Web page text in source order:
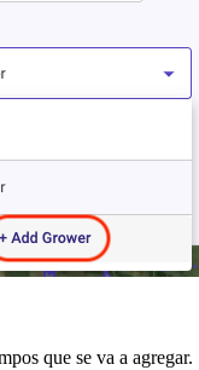
que se va a agregar.